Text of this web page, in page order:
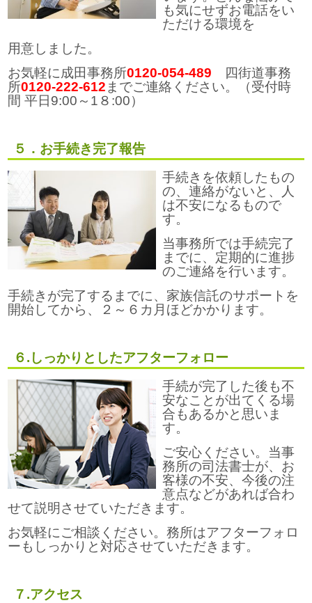
も気にせずお電話をい
ただける環境を
用意しました。
お気軽に成田事務所0120-054‐489 四街道事務
所0120‐222‐612までご連絡ください。（受付時
間 平日9:00～1８:00）
５．お手続き完了報告
手続きを依頼したもの
の、連絡がないと、人
は不安になるもので
す。
当事務所では手続完了
までに、定期的に進捗
のご連絡を行います。
手続きが完了するまでに、家族信託のサポートを
開始してから、２～６カ月ほどかかります。
６.しっかりとしたアフターフォロー
手続が完了した後も不
安なことが出てくる場
合もあるかと思いま
す。
ご安心ください。当事
務所の司法書士が、お
客様の不安、今後の注
意点などがあれば合わ
せて説明させていただきます。
お気軽にご相談ください。務所はアフターフォロ
ーもしっかりと対応させていただきます。
７.アクセス